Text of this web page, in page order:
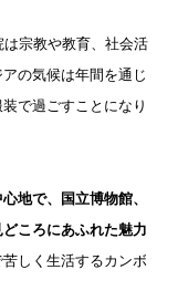
宗教や教育、社会活
の気候は年間を通じ
で過ごすことになり
地で、国立博物館、
ころにあふれた魅力
しく生活するカンボ